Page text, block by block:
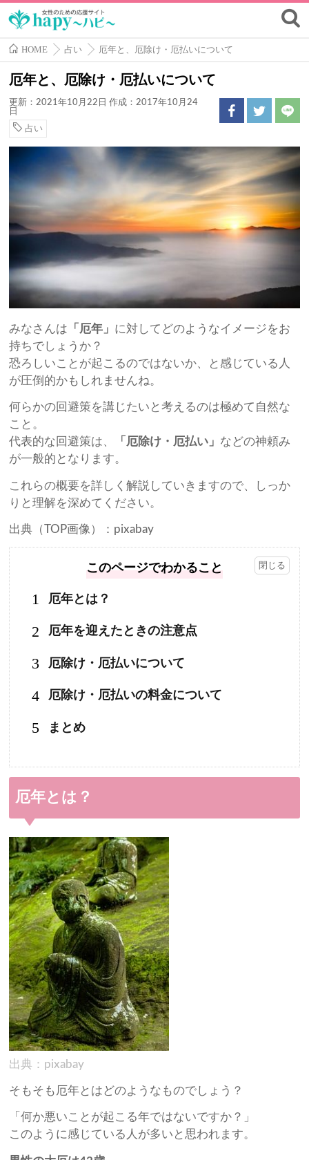
HOME 占い 厄年と、厄除け・厄払いについて
厄年と、厄除け・厄払いについて
更新：2021年10月22日 作成：2017年10月24
日
占い
みなさんは 「厄年」 に対してどのようなイメージをお
持ちでしょうか？
恐ろしいことが起こるのではないか、と感じている人
が圧倒的かもしれませんね。
何らかの回避策を講じたいと考えるのは極めて自然な
こと。
代表的な回避策は、
「厄除け・厄払い」 などの神頼み
が一般的となります。
これらの概要を詳しく解説していきますので、しっか
りと理解を深めてください。
出典（TOP画像）：pixabay
このページでわかること
1 厄年とは？
2 厄年を迎えたときの注意点
3 厄除け・厄払いについて
4 厄除け・厄払いの料金について
5 まとめ
厄年とは？
出典：pixabay
そもそも厄年とはどのようなものでしょう？
「何か悪いことが起こる年ではないですか？」
このように感じている人が多いと思われます。